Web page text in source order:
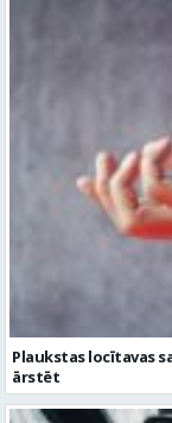
Plaukstas locītavas